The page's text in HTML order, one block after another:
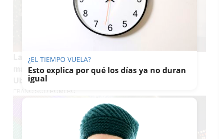
La Diputación de Cádiz y su apoyo a la
marroquinería, que mueve 8.000 empleos en
Ubrique y su entorno
FRANCISCO ROMERO
¿EL TIEMPO VUELA?
Esto explica por qué los días ya no duran
igual